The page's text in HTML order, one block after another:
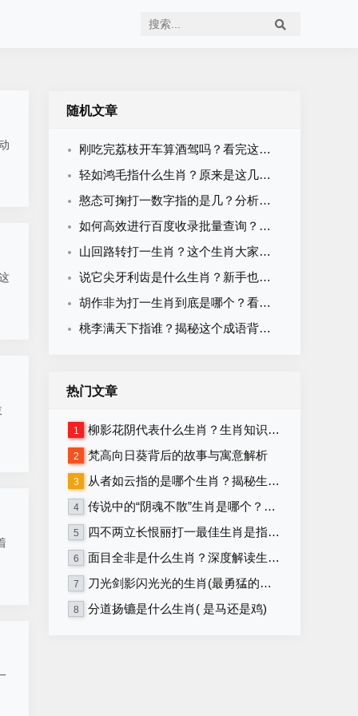
随机文章
刚吃完荔枝开车算酒驾吗？看完这个你就明白了！
轻如鸿毛指什么生肖？原来是这几个灵活生肖！
憨态可掬打一数字指的是几？分析这个词语背后的数字含义！
如何高效进行百度收录批量查询？老手分享实战经验
山回路转打一生肖？这个生肖大家都想不到！
说它尖牙利齿是什么生肖？新手也能看懂的生肖知识科普
胡作非为打一生肖到底是哪个？看完分析你就明白了！
桃李满天下指谁？揭秘这个成语背后的历史名人！
热门文章
1 柳影花阴代表什么生肖？生肖知识大揭秘！
2 梵高向日葵背后的故事与寓意解析
3 从者如云指的是哪个生肖？揭秘生肖背后的含义
4 传说中的“阴魂不散”生肖是哪个？详解生肖与“阴魂不散”的关联
5 四不两立长恨丽打一最佳生肖是指什么生肖，重点解释落实
6 面目全非是什么生肖？深度解读生肖性格与命运！
7 刀光剑影闪光光的生肖(最勇猛的生肖)
8 分道扬镳是什么生肖( 是马还是鸡)